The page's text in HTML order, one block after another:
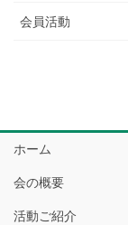
会員活動
ホーム
会の概要
活動ご紹介